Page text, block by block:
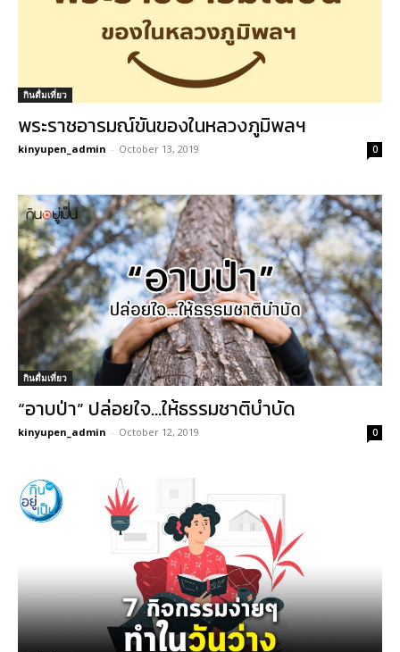
กินดื่มเที่ยว
พระราชอารมณ์ขันของในหลวงภูมิพลฯ
kinyupen_admin - October 13, 2019 0
กินดื่มเที่ยว
“อาบป่า” ปล่อยใจ…ให้ธรรมชาติบำบัด
kinyupen_admin - October 12, 2019 0